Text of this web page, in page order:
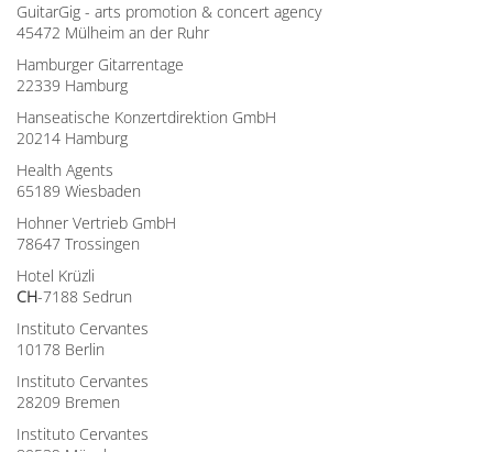
GuitarGig - arts promotion & concert agency
45472 Mülheim an der Ruhr
Hamburger Gitarrentage
22339 Hamburg
Hanseatische Konzertdirektion GmbH
20214 Hamburg
Health Agents
65189 Wiesbaden
Hohner Vertrieb GmbH
78647 Trossingen
Hotel Krüzli
CH-7188 Sedrun
Instituto Cervantes
10178 Berlin
Instituto Cervantes
28209 Bremen
Instituto Cervantes